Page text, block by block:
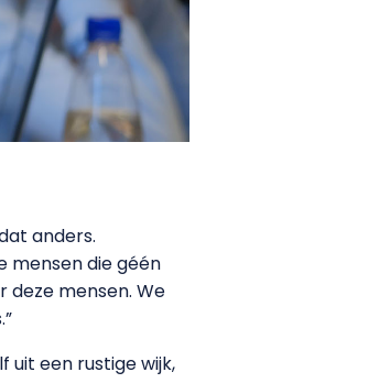
anders.
mensen die géén
mensen. We
uit een rustige wijk,